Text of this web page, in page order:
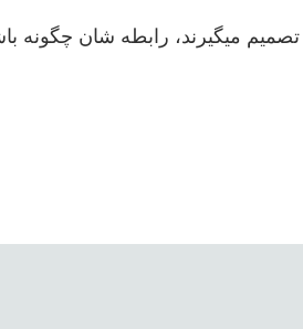
میگیرند، رابطه شان چگونه